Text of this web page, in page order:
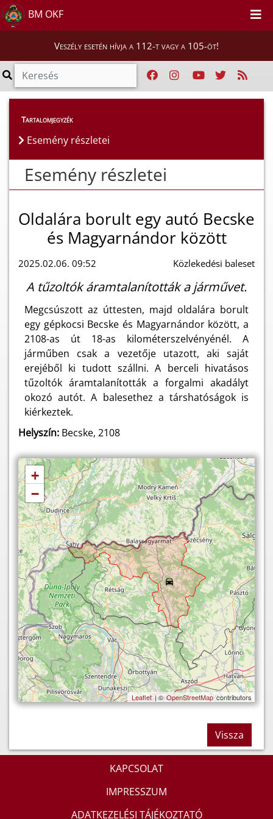
BM OKF
Veszély esetén hívja a 112-t vagy a 105-öt!
Esemény részletei
Tartalomjegyzék
Esemény részletei
Esemény részletei
Oldalára borult egy autó Becske
és Magyarnándor között
2025.02.06. 09:52 Közlekedési baleset
A tűzoltók áramtalanították a járművet.
Megcsúszott az úttesten, majd oldalára borult
egy gépkocsi Becske és Magyarnándor között, a
2108-as út 18-as kilométerszelvényénél. A
járműben csak a vezetője utazott, aki saját
erejéből ki tudott szállni. A berceli hivatásos
tűzoltók áramtalanították a forgalmi akadályt
okozó autót. A balesethez a társhatóságok is
kiérkeztek.
Helyszín: Becske, 2108
+
−
Leaflet| ©OpenStreetMapcontributors
Vissza
KAPCSOLAT
IMPRESSZUM
ADATKEZELÉSI TÁJÉKOZTATÓ